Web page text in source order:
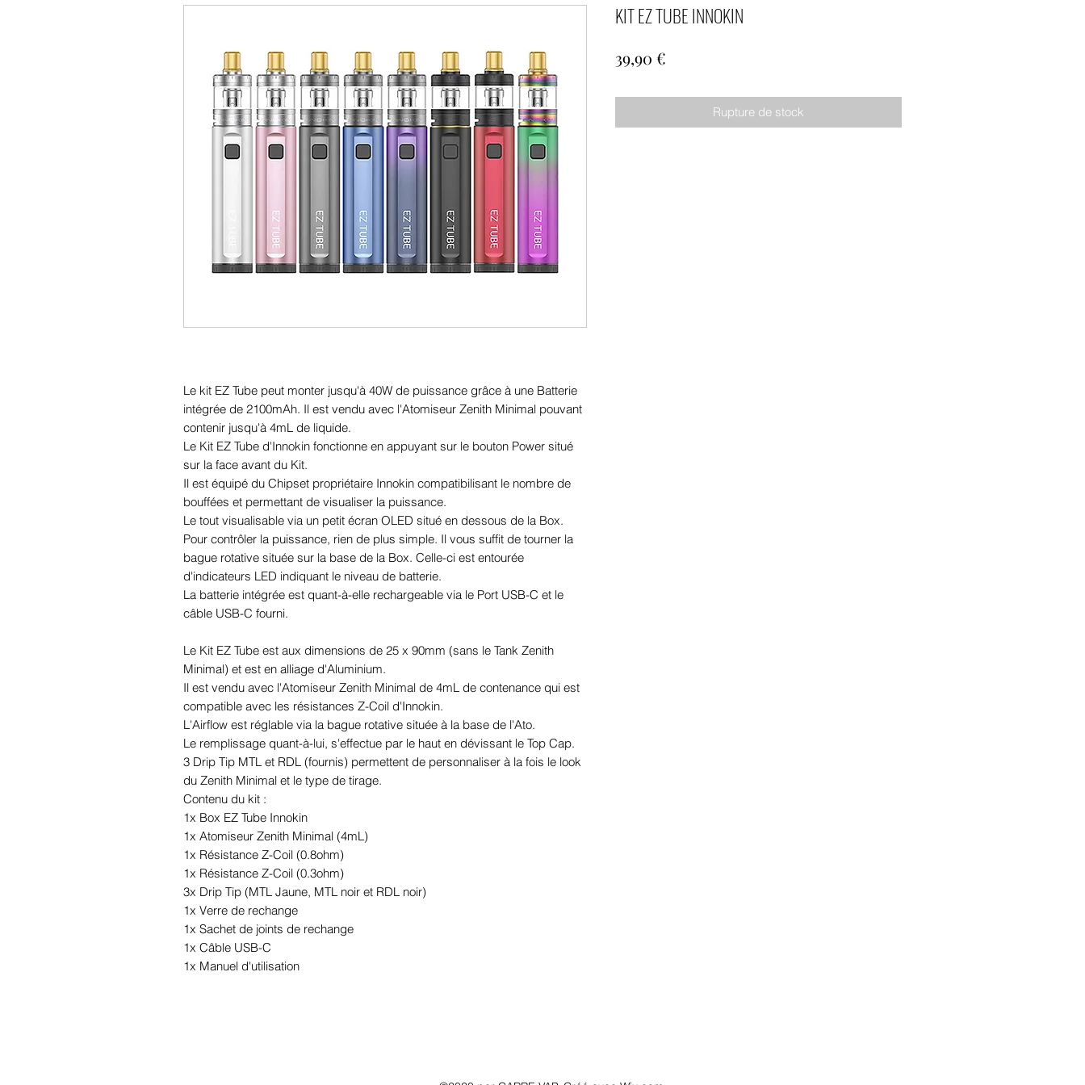
Le kit EZ Tube peut monter jusqu'à 40W de puissance grâce à une Batterie
intégrée de 2100mAh. Il est vendu avec l'Atomiseur Zenith Minimal pouvant
contenir jusqu'à 4mL de liquide.
Le Kit EZ Tube d'Innokin fonctionne en appuyant sur le bouton Power situé
sur la face avant du Kit.
Il est équipé du Chipset propriétaire Innokin compatibilisant le nombre de
bouffées et permettant de visualiser la puissance.
Le tout visualisable via un petit écran OLED situé en dessous de la Box.
Pour contrôler la puissance, rien de plus simple. Il vous suffit de tourner la
bague rotative située sur la base de la Box. Celle-ci est entourée
d'indicateurs LED indiquant le niveau de batterie.
La batterie intégrée est quant-à-elle rechargeable via le Port USB-C et le
câble USB-C fourni.
Le Kit EZ Tube est aux dimensions de 25 x 90mm (sans le Tank Zenith
Minimal) et est en alliage d'Aluminium.
Il est vendu avec l'Atomiseur Zenith Minimal de 4mL de contenance qui est
compatible avec les résistances Z-Coil d'Innokin.
L'Airflow est réglable via la bague rotative située à la base de l'Ato.
Le remplissage quant-à-lui, s'effectue par le haut en dévissant le Top Cap.
3 Drip Tip MTL et RDL (fournis) permettent de personnaliser à la fois le look
du Zenith Minimal et le type de tirage.
Contenu du kit :
1x Box EZ Tube Innokin
1x Atomiseur Zenith Minimal (4mL)
1x Résistance Z-Coil (0.8ohm)
1x Résistance Z-Coil (0.3ohm)
3x Drip Tip (MTL Jaune, MTL noir et RDL noir)
1x Verre de rechange
1x Sachet de joints de rechange
1x Câble USB-C
1x Manuel d'utilisation
KIT EZ TUBE INNOKIN
39,90 €
Rupture de stock